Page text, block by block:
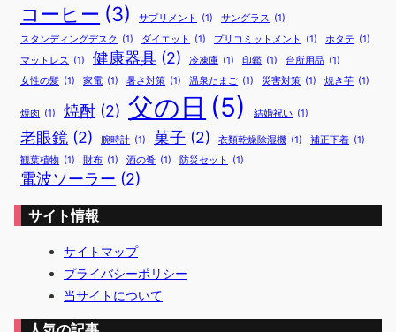
コーヒー (3) サプリメント (1) サングラス
(1)
スタンディングデスク
(1) ダイエット (1) プリコミットメント (1) ホタテ (1)
マットレス
(1) 健康器具 (2) 冷凍庫 (1) 印鑑 (1) 台所用品 (1)
女性の髪 (1) 家電 (1) 暑さ対策 (1) 温泉たまご (1) 災害対策 (1) 焼き芋 (1)
焼肉 (1) 焼酎 (2) 父の日 (5) 結婚祝い (1)
老眼鏡 (2) 腕時計 (1) 菓子 (2) 衣類乾燥除湿機 (1) 補正下着 (1)
観葉植物 (1) 財布 (1) 酒の肴 (1) 防災セット (1)
電波ソーラー (2)
サイト情報
サイトマップ
プライバシーポリシー
当サイトについて